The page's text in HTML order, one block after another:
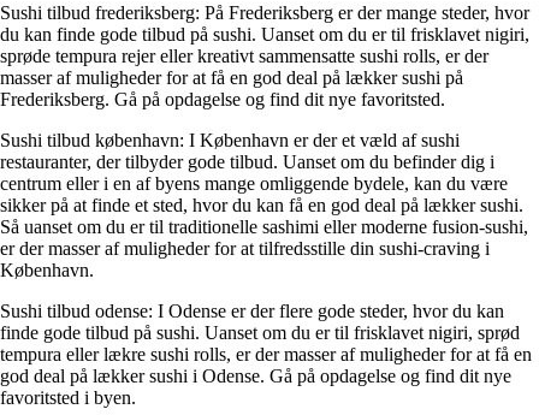
Sushi tilbud frederiksberg: På Frederiksberg er der mange steder, hvor
du kan finde gode tilbud på sushi. Uanset om du er til frisklavet nigiri,
sprøde tempura rejer eller kreativt sammensatte sushi rolls, er der
masser af muligheder for at få en god deal på lækker sushi på
Frederiksberg. Gå på opdagelse og find dit nye favoritsted.
Sushi tilbud københavn: I København er der et væld af sushi
restauranter, der tilbyder gode tilbud. Uanset om du befinder dig i
centrum eller i en af byens mange omliggende bydele, kan du være
sikker på at finde et sted, hvor du kan få en god deal på lækker sushi.
Så uanset om du er til traditionelle sashimi eller moderne fusion-sushi,
er der masser af muligheder for at tilfredsstille din sushi-craving i
København.
Sushi tilbud odense: I Odense er der flere gode steder, hvor du kan
finde gode tilbud på sushi. Uanset om du er til frisklavet nigiri, sprød
tempura eller lækre sushi rolls, er der masser af muligheder for at få en
god deal på lækker sushi i Odense. Gå på opdagelse og find dit nye
favoritsted i byen.